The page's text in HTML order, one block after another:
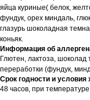
яйца куриные( белок,
фундук, орех миндаль,
глазурь шоколадная
коньяк.
Информация об
Глютен, лактоза,
переработки (фундук,
Срок годности и условия
48 часов, при